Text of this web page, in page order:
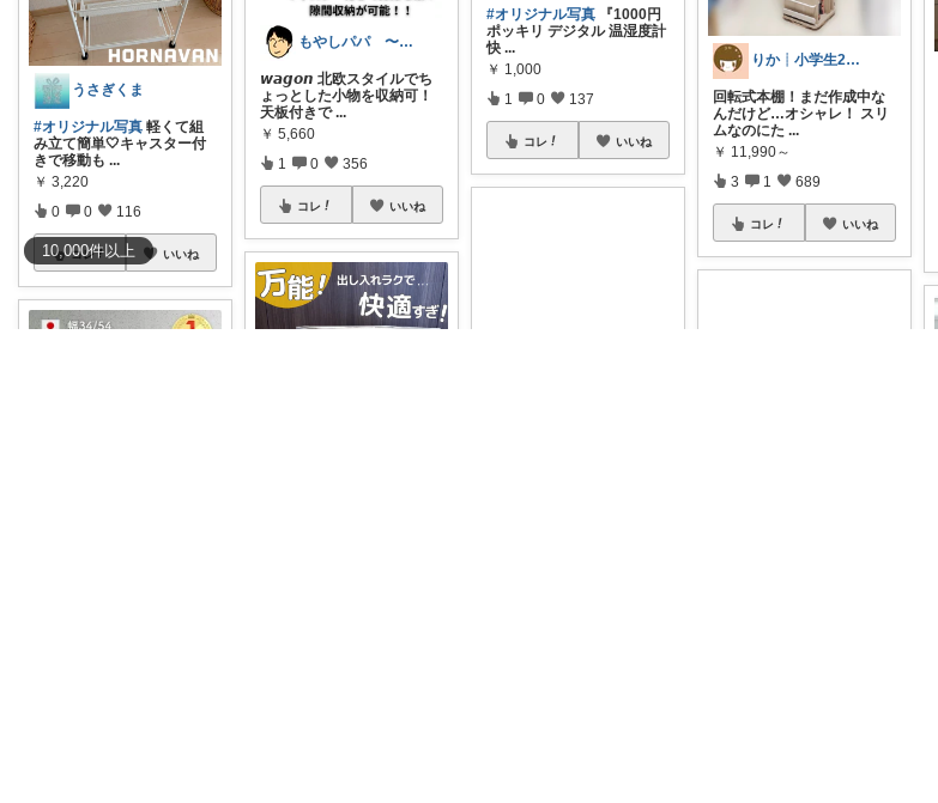
10,000件以上
うさぎくま
#オリジナル写真 軽くて組
み立て簡単🤍キャスター付
きで移動も ...
￥ 3,220
0 0 116
コレ いいね
もやしパパ 〜育児・生活・雑貨〜
𝙬𝙖𝙜𝙤𝙣 北欧スタイルでち
ょっとした小物を収納可！
天板付きで ...
￥ 5,660
1 0 356
コレ いいね
#オリジナル写真 『1000円
ポッキリ デジタル 温湿度計
快 ...
￥ 1,000
1 0 137
コレ いいね
りか┊小学生2人4人家族2LDK暮らし
回転式本棚！まだ作成中な
んだけど…オシャレ！ スリ
ムなのにた ...
￥ 11,990～
3 1 689
コレ いいね